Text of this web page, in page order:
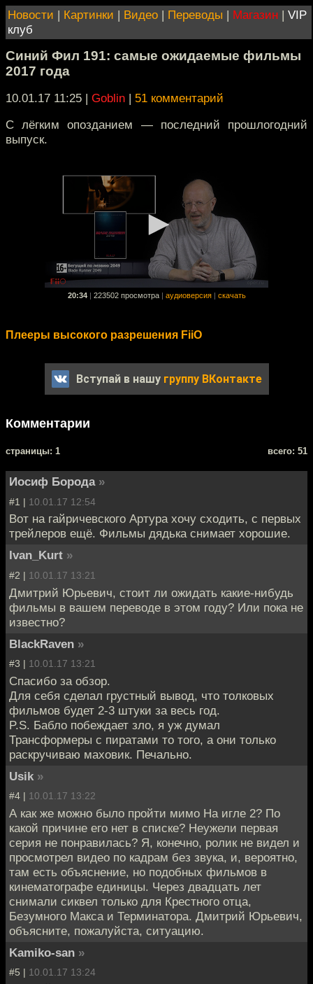
Новости | Картинки | Видео | Переводы | Магазин | VIP
клуб
Синий Фил 191: самые ожидаемые фильмы
2017 года
10.01.17 11:25 | Goblin | 51 комментарий
С лёгким опозданием — последний прошлогодний
выпуск.
20:34 223502 просмотра аудиоверсия скачать
Плееры высокого разрешения FiiO
Вступай в нашу группу ВКонтакте
Комментарии
cтраницы: 1 всего: 51
Иосиф Борода »
#1 | 10.01.17 12:54
Вот на гайричевского Артура хочу сходить, с первых
трейлеров ещё. Фильмы дядька снимает хорошие.
Ivan_Kurt »
#2 | 10.01.17 13:21
Дмитрий Юрьевич, стоит ли ожидать какие-нибудь
фильмы в вашем переводе в этом году? Или пока не
известно?
BlackRaven »
#3 | 10.01.17 13:21
Спасибо за обзор.
Для себя сделал грустный вывод, что толковых
фильмов будет 2-3 штуки за весь год.
P.S. Бабло побеждает зло, я уж думал
Трансформеры с пиратами то того, а они только
раскручиваю маховик. Печально.
Usik »
#4 | 10.01.17 13:22
А как же можно было пройти мимо На игле 2? По
какой причине его нет в списке? Неужели первая
серия не понравилась? Я, конечно, ролик не видел и
просмотрел видео по кадрам без звука, и, вероятно,
там есть объяснение, но подобных фильмов в
кинематографе единицы. Через двадцать лет
снимали сиквел только для Крестного отца,
Безумного Макса и Терминатора. Дмитрий Юрьевич,
объясните, пожалуйста, ситуацию.
Kamiko-san »
#5 | 10.01.17 13:24